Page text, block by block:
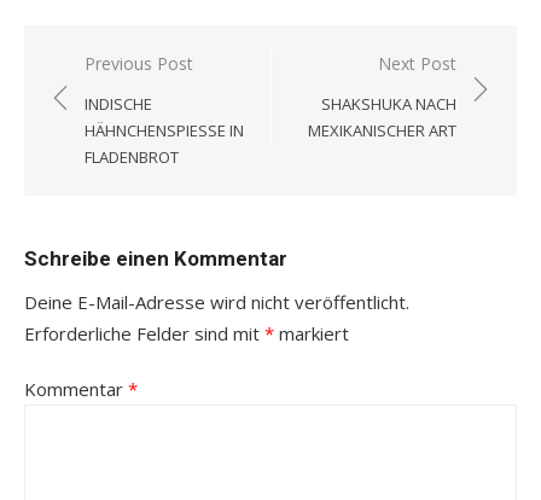
Beitragsnavigation
Previous Post
INDISCHE
HÄHNCHENSPIESSE IN F
LADENBROT
Next Post
SHAKSHUKA NACH
MEXIKANISCHER ART
Schreibe einen Kommentar
Deine E-Mail-Adresse wird nicht veröffentlicht.
Erforderliche Felder sind mit * markiert
Kommentar *